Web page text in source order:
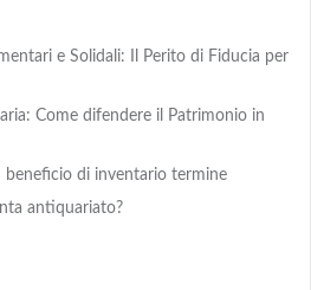
e Solidali: Il Perito di Fiducia per
Come difendere il Patrimonio in
beneficio di inventario termine
antiquariato?